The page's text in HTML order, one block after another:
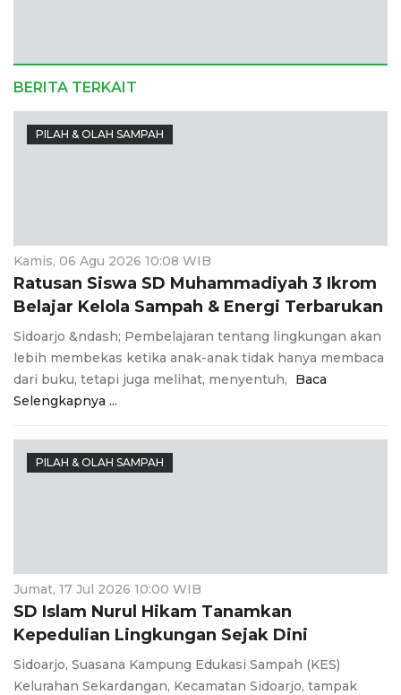
BERITA TERKAIT
PILAH & OLAH SAMPAH
Kamis, 06 Agu 2026 10:08 WIB
Ratusan Siswa SD Muhammadiyah 3 Ikrom
Belajar Kelola Sampah & Energi Terbarukan
Sidoarjo &ndash; Pembelajaran tentang lingkungan akan
lebih membekas ketika anak-anak tidak hanya membaca
dari buku, tetapi juga melihat, menyentuh,
Baca
Selengkapnya ...
PILAH & OLAH SAMPAH
Jumat, 17 Jul 2026 10:00 WIB
SD Islam Nurul Hikam Tanamkan
Kepedulian Lingkungan Sejak Dini
Sidoarjo, Suasana Kampung Edukasi Sampah (KES)
Kelurahan Sekardangan, Kecamatan Sidoarjo, tampak